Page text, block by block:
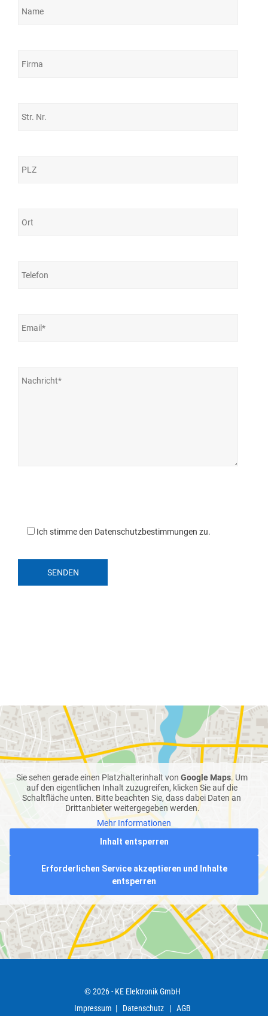
Ich stimme den Datenschutzbestimmungen zu.
Sie sehen gerade einen Platzhalterinhalt von Google Maps. Um
auf den eigentlichen Inhalt zuzugreifen, klicken Sie auf die
Schaltfläche unten. Bitte beachten Sie, dass dabei Daten an
Drittanbieter weitergegeben werden.
Mehr Informationen
Inhalt entsperren
Erforderlichen Service akzeptieren und Inhalte
entsperren
© 2026 - KE Elektronik GmbH
Impressum | Datenschutz | AGB